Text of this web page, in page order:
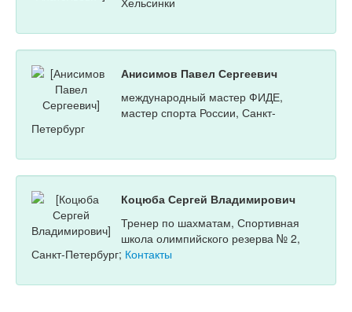
Анисимов Павел Сергеевич
международный мастер ФИДЕ,
мастер спорта России, Санкт-
Петербург
Коцюба Сергей Владимирович
Тренер по шахматам, Спортивная
школа олимпийского резерва № 2,
Санкт-Петербург; Контакты